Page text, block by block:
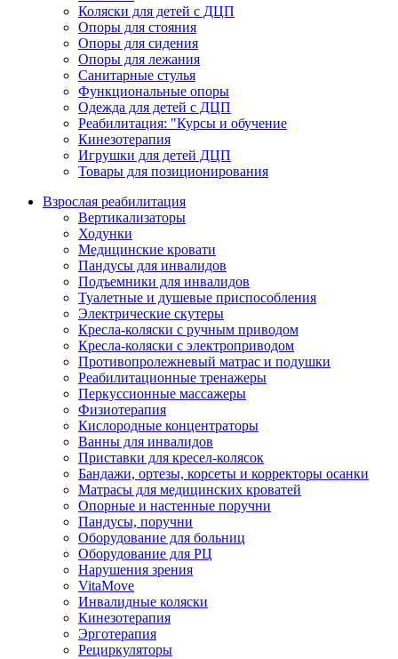
Коляски для детей с ДЦП
Опоры для стояния
Опоры для сидения
Опоры для лежания
Санитарные стулья
Функциональные опоры
Одежда для детей с ДЦП
Реабилитация: "Курсы и обучение
Кинезотерапия
Игрушки для детей ДЦП
Товары для позиционирования
Взрослая реабилитация
Вертикализаторы
Ходунки
Медицинские кровати
Пандусы для инвалидов
Подъемники для инвалидов
Туалетные и душевые приспособления
Электрические скутеры
Кресла-коляски с ручным приводом
Кресла-коляски с электроприводом
Противопролежневый матрас и подушки
Реабилитационные тренажеры
Перкуссионные массажеры
Физиотерапия
Кислородные концентраторы
Ванны для инвалидов
Приставки для кресел-колясок
Бандажи, ортезы, корсеты и корректоры осанки
Матрасы для медицинских кроватей
Опорные и настенные поручни
Пандусы, поручни
Оборудование для больниц
Оборудование для РЦ
Нарушения зрения
VitaMove
Инвалидные коляски
Кинезотерапия
Эрготерапия
Рециркуляторы